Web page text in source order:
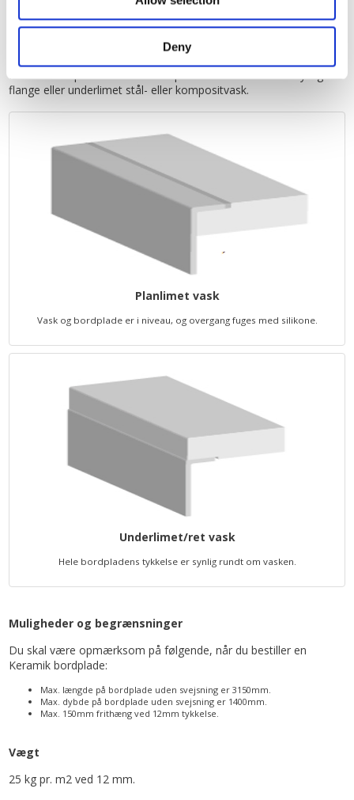
Deny
Keramikbordplader leveres med planlimet stålvask med synlig
flange eller underlimet stål- eller kompositvask.
Planlimet vask
Vask og bordplade er i niveau, og overgang fuges med silikone.
Underlimet/ret vask
Hele bordpladens tykkelse er synlig rundt om vasken.
Muligheder og begrænsninger
Du skal være opmærksom på følgende, når du bestiller en
Keramik bordplade:
Max. længde på bordplade uden svejsning er 3150mm.
Max. dybde på bordplade uden svejsning er 1400mm.
Max. 150mm frithæng ved 12mm tykkelse.
Vægt
25 kg pr. m2 ved 12 mm.